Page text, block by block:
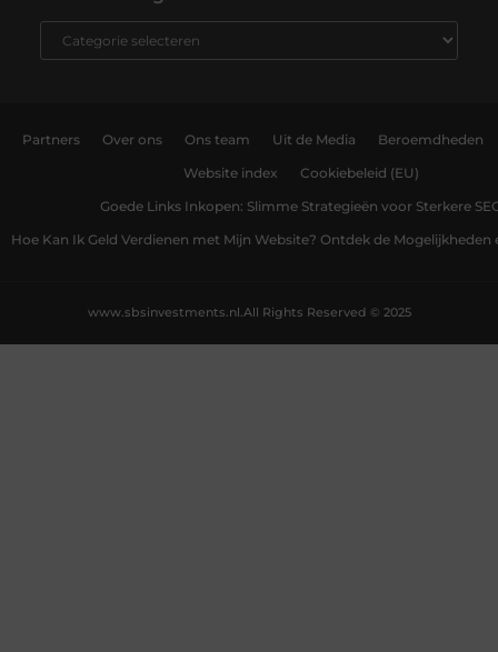
Partners Over ons Ons team Uit de Media Beroemdheden
Website index Cookiebeleid (EU)
Goede Links Inkopen: Slimme Strategieën voor Sterkere
Hoe Kan Ik Geld Verdienen met Mijn Website? Ontdek de Mogelijkheden
All Rights Reserved © 2025
www.sbsinvestments.nl.